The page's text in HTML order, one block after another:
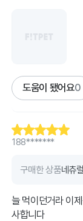
도움이 됐어요0
188*******
구매한 상품네츄
늘 먹이던거라 이
사합니다